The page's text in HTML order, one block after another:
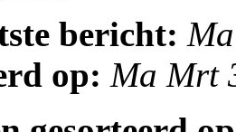
bericht:
op: Ma Mrt